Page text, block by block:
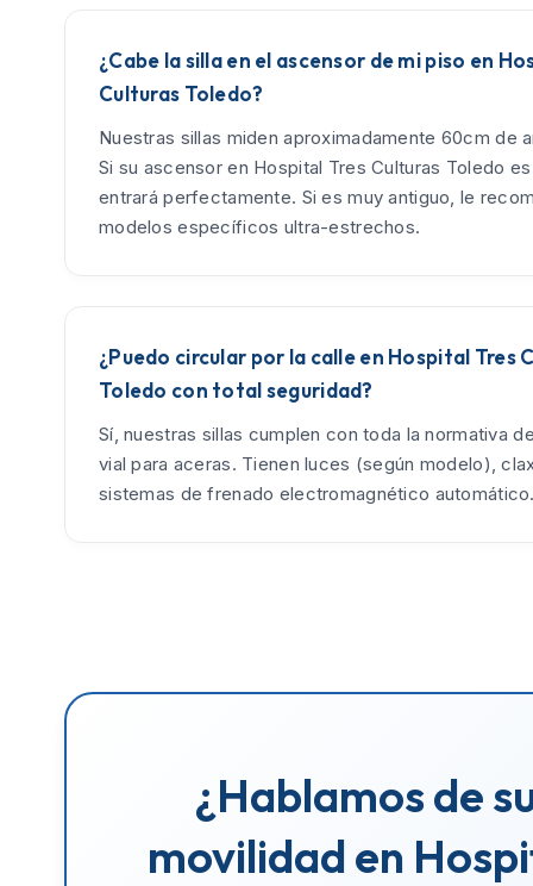
¿Cabe la silla en el ascensor de mi piso en
Culturas Toledo?
Nuestras sillas miden aproximadamente 60cm de
Si su ascensor en Hospital Tres Culturas Toledo
entrará perfectamente. Si es muy antiguo, le
modelos específicos ultra-estrechos.
¿Puedo circular por la calle en Hospital Tres
Toledo con total seguridad?
Sí, nuestras sillas cumplen con toda la normativa
vial para aceras. Tienen luces (según modelo),
sistemas de frenado electromagnético
¿Hablamos de
movilidad en